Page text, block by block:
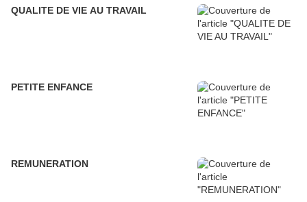
QUALITE DE VIE AU TRAVAIL
PETITE ENFANCE
REMUNERATION